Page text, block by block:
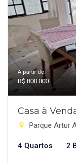
A partir de:
R$ 800.000
Casa à
Parque Artur
4 Quartos 2